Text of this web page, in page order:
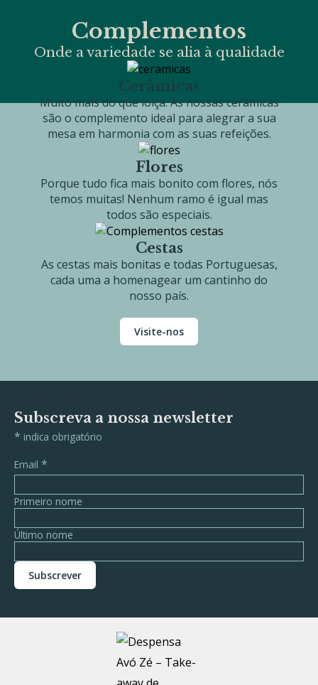
Complementos
Onde a variedade se alia à qualidade
Cerâmicas
Muito mais do que loiça. As nossas cerâmicas
são o complemento ideal para alegrar a sua
mesa em harmonia com as suas refeições.
Flores
Porque tudo fica mais bonito com flores, nós
temos muitas! Nenhum ramo é igual mas
todos são especiais.
Cestas
As cestas mais bonitas e todas Portuguesas,
cada uma a homenagear um cantinho do
nosso país.
Visite-nos
Subscreva a nossa newsletter
* indica obrigatório
Email *
Primeiro nome
Último nome